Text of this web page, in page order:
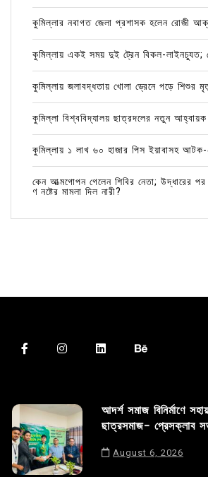
কুমিল্লার নবাগত জেলা প্রশাসক হলেন রোজী
কুমিল্লায় একই সময় দুই ট্রেন বিকল-লাইনচ্যুত;
কুমিল্লায় জলাবদ্ধতায় খোলা ড্রেনে পড়ে শিশুর
কুমিল্লা বিশ্ববিদ্যালয় ছাত্রদলের নতুন আহ্বায়ক
কুমিল্লায় ১ লাখ ৬০ হাজার পিস ইয়াবাসহ
কেন আত্মগোপন গেলেন শিবির নেতা; উদ্ধারের
ণ নষ্টের মামলা দিল নারী?
আদর্শ সমাজ বিনির্মাণে
ছাত্রসমাজ- প্রেসক্লাব
August 6, 2026